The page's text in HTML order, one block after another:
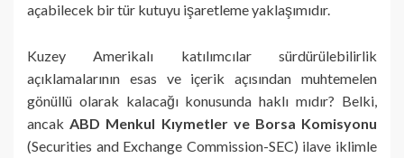
açabilecek bir tür kutuyu işaretleme yaklaşımıdır.
Kuzey Amerikalı katılımcılar sürdürülebilirlik
açıklamalarının esas ve içerik açısından muhtemelen
gönüllü olarak kalacağı konusunda haklı mıdır? Belki,
ancak ABD Menkul Kıymetler ve Borsa Komisyonu
(Securities and Exchange Commission-SEC) ilave iklimle